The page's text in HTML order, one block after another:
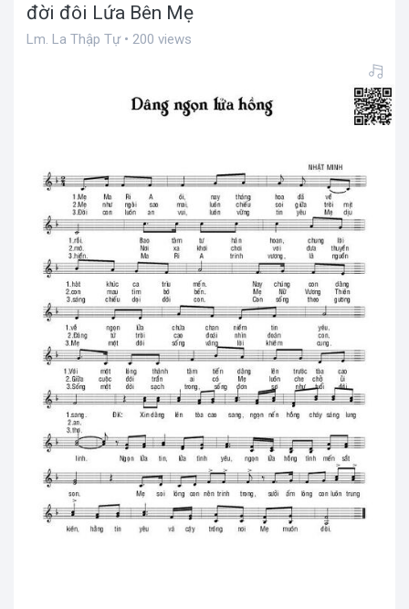
đời đôi Lứa Bên Mẹ
Lm. La Thập Tự • 200 views